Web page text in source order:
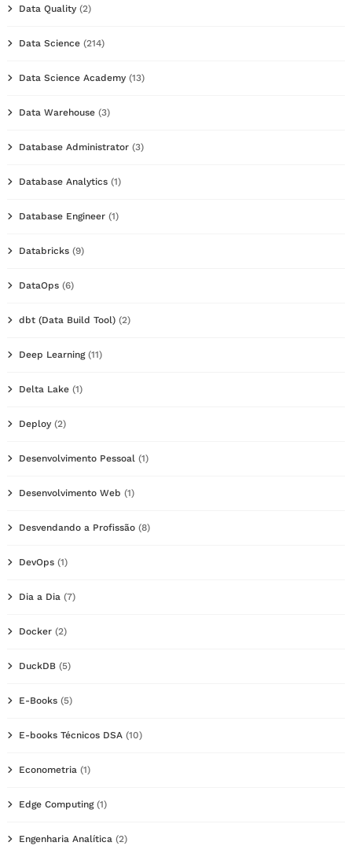
Data Quality (2)
Data Science (214)
Data Science Academy (13)
Data Warehouse (3)
Database Administrator (3)
Database Analytics (1)
Database Engineer (1)
Databricks (9)
DataOps (6)
dbt (Data Build Tool) (2)
Deep Learning(11)
Delta Lake (1)
Deploy (2)
Desenvolvimento Pessoal (1)
Desenvolvimento Web (1)
Desvendando a Profissão (8)
DevOps (1)
Dia a Dia (7)
Docker (2)
DuckDB (5)
E-Books (5)
E-books Técnicos DSA (10)
Econometria (1)
Edge Computing(1)
Engenharia Analítica (2)